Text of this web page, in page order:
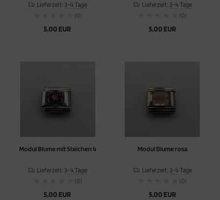
Lieferzeit: 3-4 Tage
(0)
5,00 EUR
Lieferzeit: 3-4 Tage
(0)
5,00 EUR
Modul Blume mit Steichen 4
Lieferzeit: 3-4 Tage
(0)
5,00 EUR
Modul Blume rosa
Lieferzeit: 3-4 Tage
(0)
5,00 EUR